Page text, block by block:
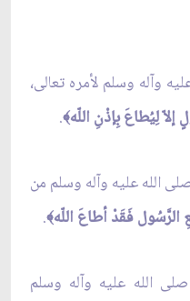
وآله وسلم لأمره تعالى،
لِيُطاعَ بِإذْنِ اللّه﴾.
الله عليه وآله وسلم من
فَقَدْ أطاعَ اللّه﴾.
الله عليه وآله وسلم